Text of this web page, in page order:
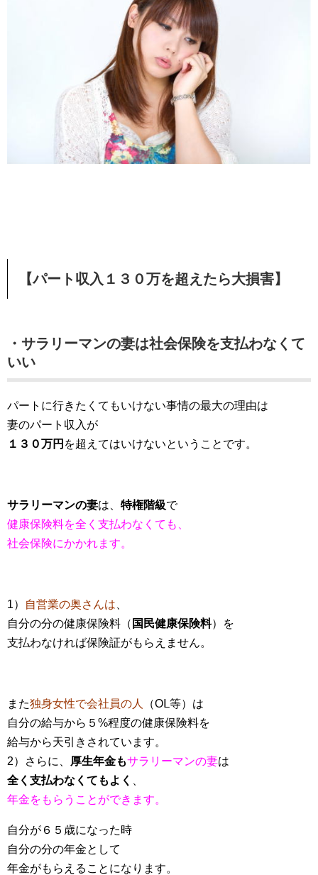
【パート収入１３０万を超えたら大損害】
・サラリーマンの妻は社会保険を支払わなくて
いい
パートに行きたくてもいけない事情の最大の理由は
妻のパート収入が
１３０万円 を超えてはいけないということです。
サラリーマンの妻は、 特権階級で
健康保険料を全く支払わなくても、
社会保険にかかれます。
1） 自営業の奥さんは
自分の分の健康保険料（ 国民健康保険料）を
支払わなければ保険証がもらえません。
また独身女性で会社員の人
（OⅬ等）は
自分の給与から５%程度の健康保険料を
給与から天引きされています。
2）さらに、 厚生年金もサラリーマンの妻は
全く支払わなくてもよく
年金をもらうことができます。
自分が６５歳になった時
自分の分の年金として
年金がもらえることになります。